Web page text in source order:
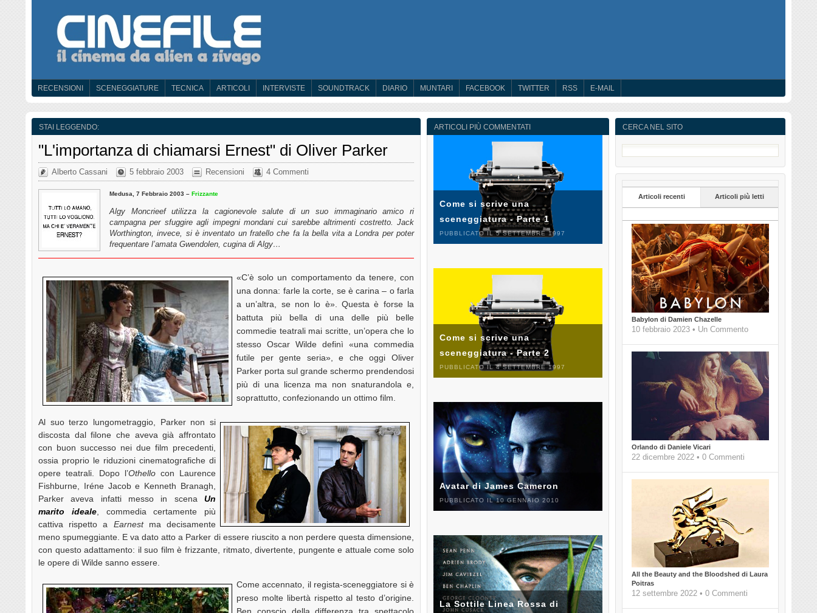
RECENSIONI SCENEGGIATURE TECNICA ARTICOLI INTERVISTE SOUNDTRACK DIARIO MUNTARI FACEBOOK TWITTER RSS E-MAIL
STAI LEGGENDO:
"L'importanza di chiamarsi Ernest" di Oliver Parker
Alberto Cassani 5 febbraio 2003 Recensioni 4 Commenti
Medusa, 7 Febbraio 2003 – Frizzante
Algy Moncrieef utilizza la cagionevole salute di un suo immaginario amico ri
campagna per sfuggire agli impegni mondani cui sarebbe altrimenti costretto. Jack
Worthington, invece, si è inventato un fratello che fa la bella vita a Londra per poter
frequentare l’amata Gwendolen, cugina di Algy…
«C’è solo un comportamento da tenere, con
una donna: farle la corte, se è carina – o farla
a un’altra, se non lo è». Questa è forse la
battuta più bella di una delle più belle
commedie teatrali mai scritte, un’opera che lo
stesso Oscar Wilde definì «una commedia
futile per gente seria», e che oggi Oliver
Parker porta sul grande schermo prendendosi
più di una licenza ma non snaturandola e,
soprattutto, confezionando un ottimo film.
Al suo terzo lungometraggio, Parker non si
discosta dal filone che aveva già affrontato
con buon successo nei due film precedenti,
ossia proprio le riduzioni cinematografiche di
opere teatrali. Dopo l’Othello con Laurence
Fishburne, Iréne Jacob e Kenneth Branagh,
Parker aveva infatti messo in scena Un
marito ideale, commedia certamente più
cattiva rispetto a Earnestma decisamente
meno spumeggiante. E va dato atto a Parker di essere riuscito a non perdere questa dimensione,
con questo adattamento: il suo film è frizzante, ritmato, divertente, pungente e attuale come solo
le opere di Wilde sanno essere.
Come accennato, il regista-sceneggiatore si è
preso molte libertà rispetto al testo d’origine.
CERCA NEL SITO
Articoli recenti Articoli più letti
Babylon di Damien Chazelle
10 febbraio 2023 • Un Commento
Orlando di Daniele Vicari
22 dicembre 2022 • 0 Commenti
All the Beauty and the Bloodshed di Laura
Poitras
12 settembre 2022 • 0 Commenti
ARTICOLI PIÙ COMMENTATI
Come si scrive una
sceneggiatura - Parte 1
PUBBLICATO IL 5 SETTEMBRE 1997
Come si scrive una
sceneggiatura - Parte 2
PUBBLICATO IL 4 SETTEMBRE 1997
Avatar di James Cameron
PUBBLICATO IL 10 GENNAIO 2010
La Sottile Linea Rossa di